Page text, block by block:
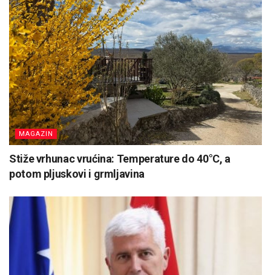
MAGAZIN
Stiže vrhunac vrućina: Temperature do 40°C, a
potom pljuskovi i grmljavina